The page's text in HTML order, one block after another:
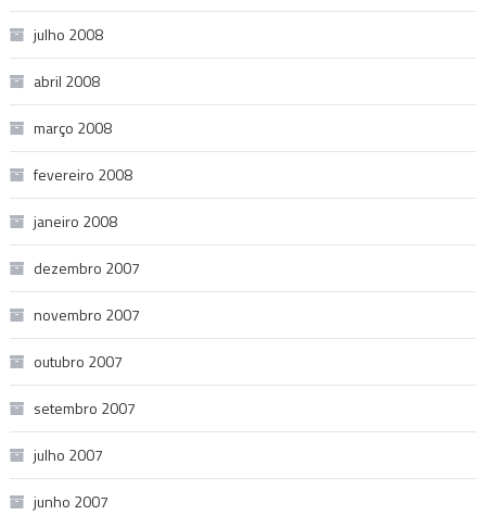
julho 2008
abril 2008
março 2008
fevereiro 2008
janeiro 2008
dezembro 2007
novembro 2007
outubro 2007
setembro 2007
julho 2007
junho 2007